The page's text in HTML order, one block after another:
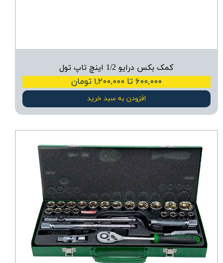
کمک بکس درایو 1/2 اینچ تاپ تول
۶۰۰,۰۰۰ تا ۱,۲۰۰,۰۰۰ تومان
افزودن به سبد خرید